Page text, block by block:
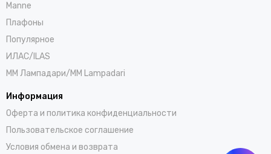
Manne
Плафоны
Популярное
ИЛАС/ILAS
ММ Лампадари/MM Lampadari
Информация
Оферта и политика конфиденциальности
Пользовательское соглашение
Условия обмена и возврата